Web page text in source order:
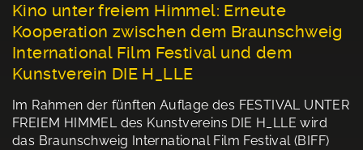
Kino unter freiem Himmel: Erneute
Kooperation zwischen dem Braunschweig
International Film Festival und dem
Kunstverein DIE H_LLE
Im Rahmen der fünften Auflage des FESTIVAL UNTER
FREIEM HIMMEL des Kunstvereins DIE H_LLE wird
das Braunschweig International Film Festival (BIFF)